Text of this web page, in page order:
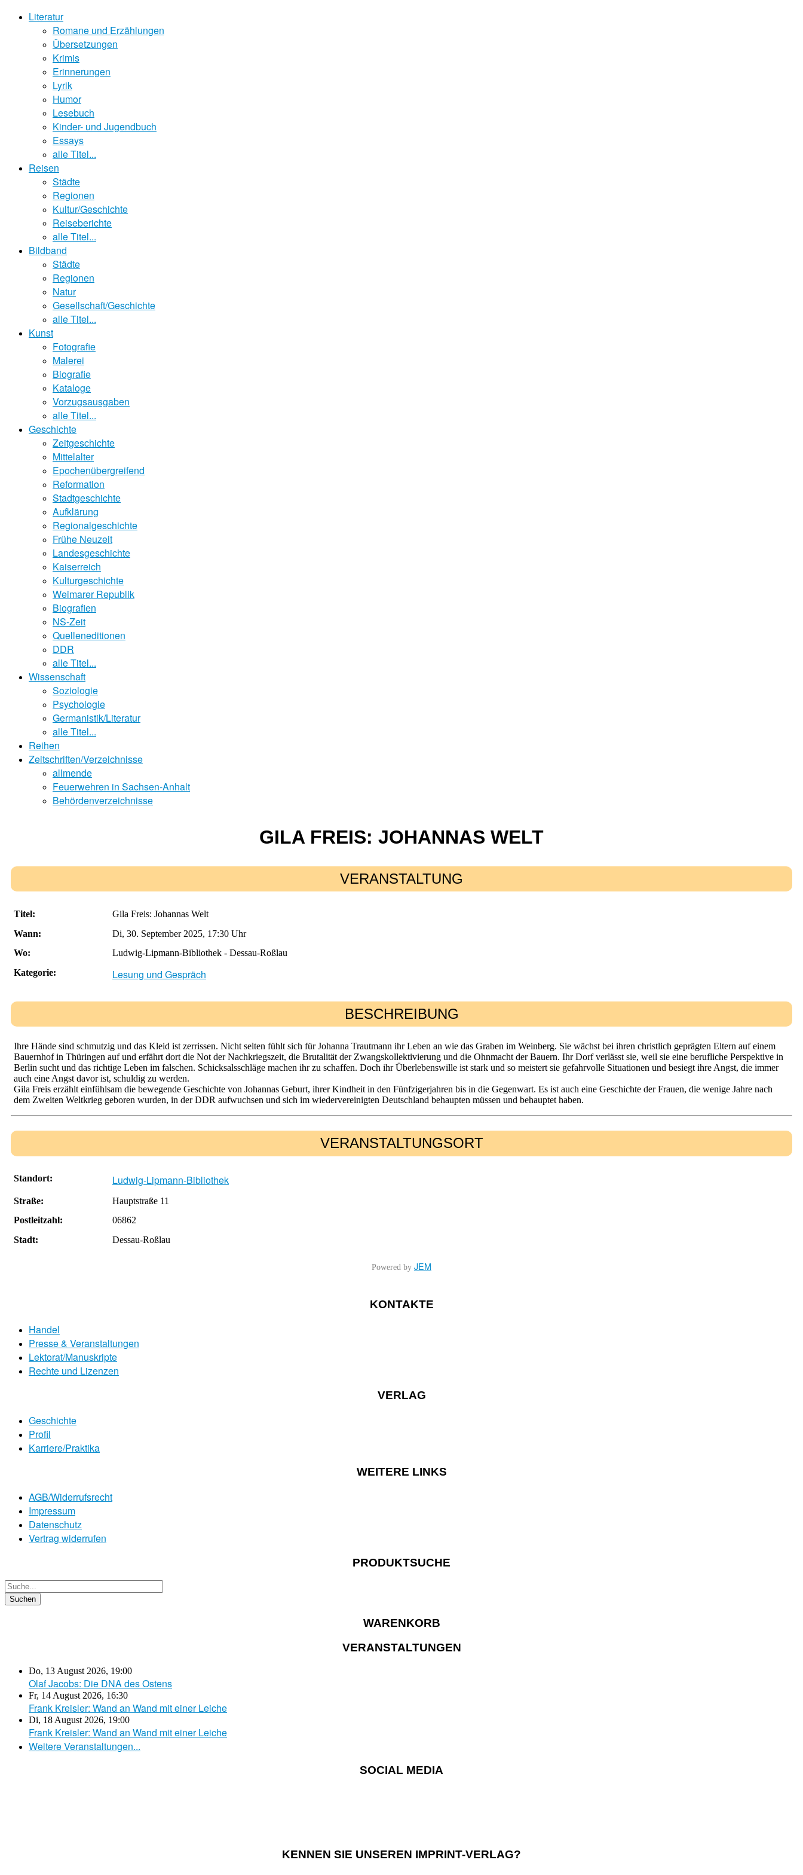
Literatur
Romane und Erzählungen
Übersetzungen
Krimis
Erinnerungen
Lyrik
Humor
Lesebuch
Kinder- und Jugendbuch
Essays
alle Titel...
Reisen
Städte
Regionen
Kultur/Geschichte
Reiseberichte
alle Titel...
Bildband
Städte
Regionen
Natur
Gesellschaft/Geschichte
alle Titel...
Kunst
Fotografie
Malerei
Biografie
Kataloge
Vorzugsausgaben
alle Titel...
Geschichte
Zeitgeschichte
Mittelalter
Epochenübergreifend
Reformation
Stadtgeschichte
Aufklärung
Regionalgeschichte
Frühe Neuzeit
Landesgeschichte
Kaiserreich
Kulturgeschichte
Weimarer Republik
Biografien
NS-Zeit
Quelleneditionen
DDR
alle Titel...
Wissenschaft
Soziologie
Psychologie
Germanistik/Literatur
alle Titel...
Reihen
Zeitschriften/Verzeichnisse
allmende
Feuerwehren in Sachsen-Anhalt
Behördenverzeichnisse
GILA FREIS: JOHANNAS WELT
VERANSTALTUNG
Titel:
Gila Freis: Johannas Welt
Wann:
Di, 30. September 2025, 17:30 Uhr
Wo:
Ludwig-Lipmann-Bibliothek - Dessau-Roßlau
Kategorie:
Lesung und Gespräch
BESCHREIBUNG
Ihre Hände sind schmutzig und das Kleid ist zerrissen. Nicht selten fühlt sich für Johanna Trautmann ihr Leben an wie das Graben im Weinberg. Sie wächst bei ihren christlich geprägten Eltern auf einem
Bauernhof in Thüringen auf und erfährt dort die Not der Nachkriegszeit, die Brutalität der Zwangskollektivierung und die Ohnmacht der Bauern. Ihr Dorf verlässt sie, weil sie eine berufliche Perspektive in
Berlin sucht und das richtige Leben im falschen. Schicksalsschläge machen ihr zu schaffen. Doch ihr Überlebenswille ist stark und so meistert sie gefahrvolle Situationen und besiegt ihre Angst, die immer
auch eine Angst davor ist, schuldig zu werden.
Gila Freis erzählt einfühlsam die bewegende Geschichte von Johannas Geburt, ihrer Kindheit in den Fünfzigerjahren bis in die Gegenwart. Es ist auch eine Geschichte der Frauen, die wenige Jahre nach
dem Zweiten Weltkrieg geboren wurden, in der DDR aufwuchsen und sich im wiedervereinigten Deutschland behaupten müssen und behauptet haben.
VERANSTALTUNGSORT
Standort: Ludwig-Lipmann-Bibliothek
Straße:
Hauptstraße 11
Postleitzahl:
06862
Stadt:
Dessau-Roßlau
Powered by JEM
KONTAKTE
Handel
Presse & Veranstaltungen
Lektorat/Manuskripte
Rechte und Lizenzen
VERLAG
Geschichte
Profil
Karriere/Praktika
WEITERE LINKS
AGB/Widerrufsrecht
Impressum
Datenschutz
Vertrag widerrufen
PRODUKTSUCHE
WARENKORB
VERANSTALTUNGEN
Do, 13 August 2026, 19:00
Olaf Jacobs: Die DNA des Ostens
Fr, 14 August 2026, 16:30
Frank Kreisler: Wand an Wand mit einer Leiche
Di, 18 August 2026, 19:00
Frank Kreisler: Wand an Wand mit einer Leiche
Weitere Veranstaltungen...
SOCIAL MEDIA
KENNEN SIE UNSEREN IMPRINT-VERLAG?